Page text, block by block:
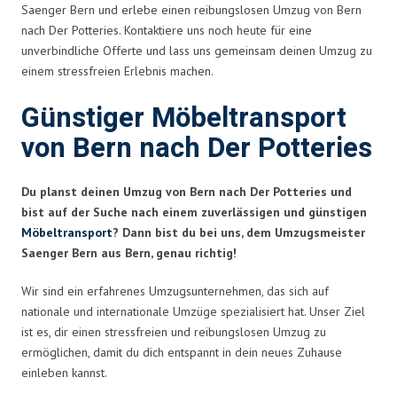
Saenger Bern und erlebe einen reibungslosen Umzug von Bern
nach Der Potteries. Kontaktiere uns noch heute für eine
unverbindliche Offerte und lass uns gemeinsam deinen Umzug zu
einem stressfreien Erlebnis machen.
Günstiger Möbeltransport
von Bern nach Der Potteries
Du planst deinen Umzug von Bern nach Der Potteries und
bist auf der Suche nach einem zuverlässigen und günstigen
Möbeltransport? Dann bist du bei uns, dem Umzugsmeister
Saenger Bern aus Bern, genau richtig!
Wir sind ein erfahrenes Umzugsunternehmen, das sich auf
nationale und internationale Umzüge spezialisiert hat. Unser Ziel
ist es, dir einen stressfreien und reibungslosen Umzug zu
ermöglichen, damit du dich entspannt in dein neues Zuhause
einleben kannst.